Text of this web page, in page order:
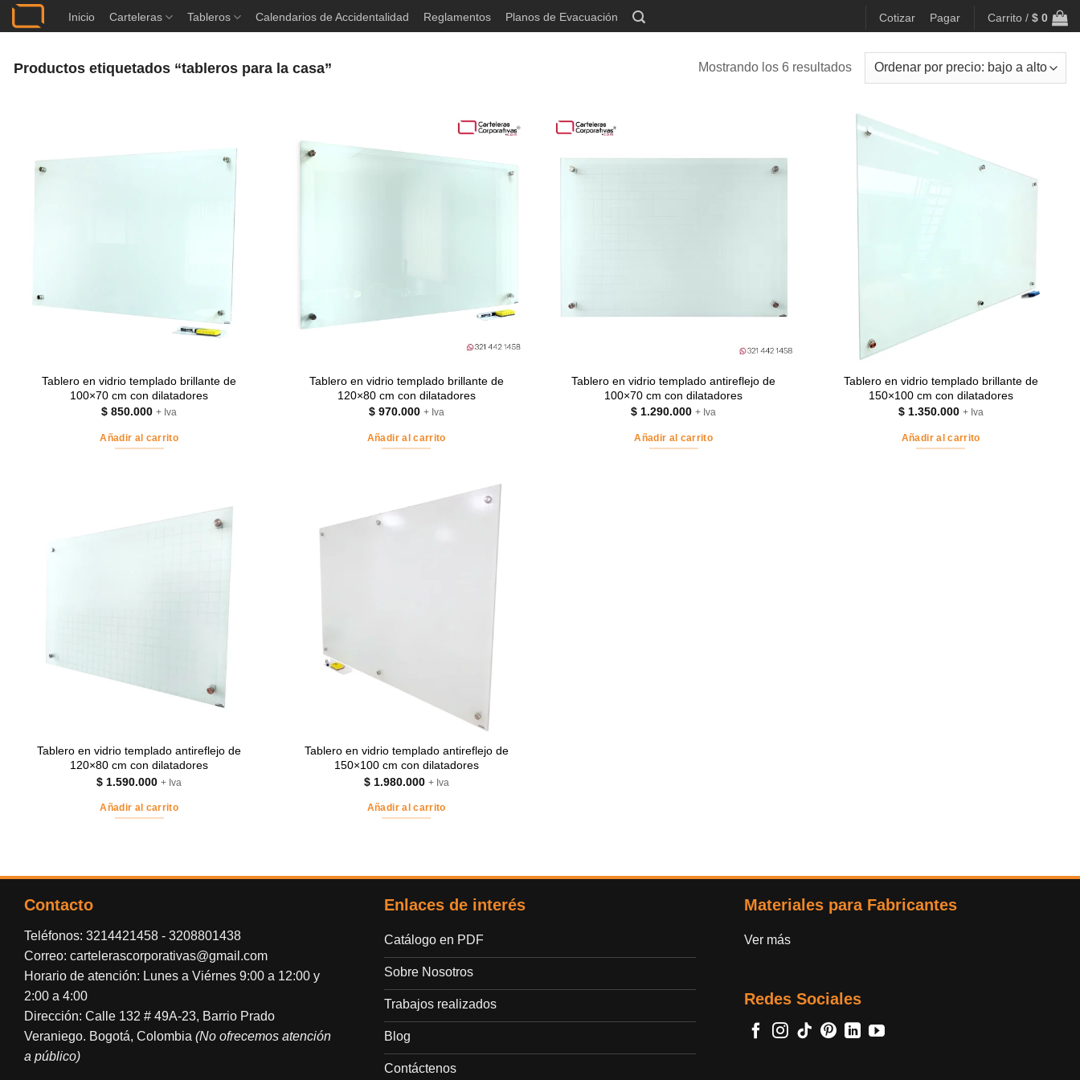
Saltar
al
Inicio Carteleras Tableros Calendarios de Accidentalidad Reglamentos Planos de Evacuación Cotizar Pagar Carrito / $ 0
Productos etiquetados “tableros para la casa” Mostrando los 6 resultadosOrdenado
por
bajo
alto
Tablero en vidrio templado brillante de
100×70 cm con dilatadores
$ 850.000 + Iva
Añadir al carrito
Tablero en vidrio templado brillante de
120×80 cm con dilatadores
$970.000 + Iva
Añadir al carrito
Tablero en vidrio templado antireflejo de
100×70 cm con dilatadores
$ 1.290.000 + Iva
Añadir al carrito
Tablero en vidrio templado brillante de
150×100 cm con dilatadores
$1.350.000 + Iva
Añadir al carrito
Tablero en vidrio templado antireflejo de
120×80 cm con dilatadores
$ 1.590.000 + Iva
Añadir al carrito
Tablero en vidrio templado antireflejo de
150×100 cm con dilatadores
$1.980.000 + Iva
Añadir al carrito
Contacto
Teléfonos: 3214421458 - 3208801438
Correo: cartelerascorporativas@gmail.com
Horario de atención: Lunes a Viérnes 9:00 a 12:00 y
2:00 a 4:00
Dirección: Calle 132 # 49A-23, Barrio Prado
Veraniego. Bogotá, Colombia (No ofrecemos atención
a público)
Enlaces de interés
Catálogo en PDF
Sobre Nosotros
Trabajos realizados
Blog
Contáctenos
Materiales para Fabricantes
Ver más
Redes Sociales